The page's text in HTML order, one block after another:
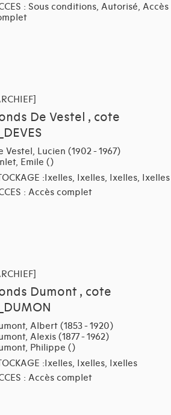
: Sous conditions, Autorisé, Accès
De Vestel , cote
Vestel, Lucien (1902 - 1967)
Emile ()
:Ixelles, Ixelles, Ixelles, Ixelles
: Accès complet
Dumont , cote
Albert (1853 - 1920)
Alexis (1877 - 1962)
Philippe ()
:Ixelles, Ixelles, Ixelles
: Accès complet